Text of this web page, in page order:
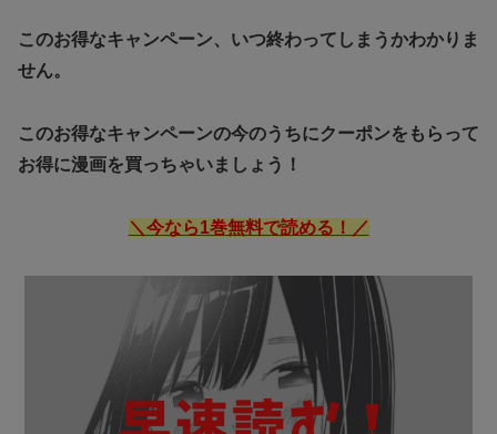
このお得なキャンペーン、いつ終わってしまうかわかりま
せん。
このお得なキャンペーンの今のうちにクーポンをもらって
お得に漫画を買っちゃいましょう！
＼今なら1巻無料で読める！／